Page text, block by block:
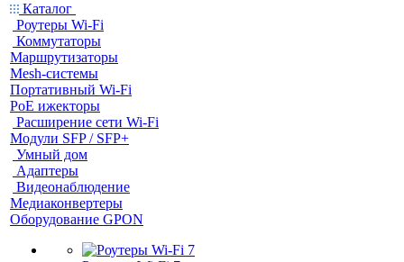
Каталог
Роутеры Wi-Fi
Коммутаторы
Маршрутизаторы
Mesh-системы
Портативный Wi-Fi
PoE ижекторы
Расширение сети Wi‑Fi
Модули SFP / SFP+
Умный дом
Адаптеры
Видеонаблюдение
Медиаконвертеры
Оборудование GPON